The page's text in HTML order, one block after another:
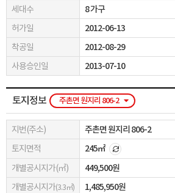
세대수
8 가구
허가일
2012-06-13
착공일
2012-08-29
사용승인일
2013-07-10
토지정보 주촌면 원지리 806-2
지번(주소)
주촌면 원지리 806-2
토지면적
245㎡
개별공시지가(㎡)
449,500원
개별공시지가(3.3㎡)
1,485,950원